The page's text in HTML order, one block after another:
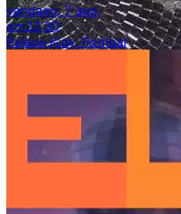
vandaag, 7 aug.
om22:30
Palace Kiay, Pombal